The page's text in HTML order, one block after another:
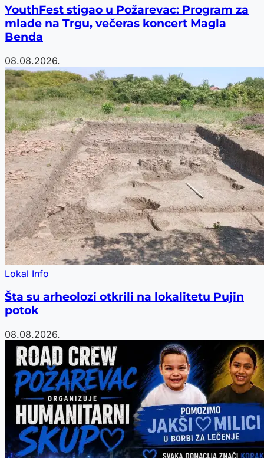
YouthFest stigao u Požarevac: Program za
mlade na Trgu, večeras koncert Magla
Benda
08.08.2026.
Lokal Info
Šta su arheolozi otkrili na lokalitetu Pujin
potok
08.08.2026.